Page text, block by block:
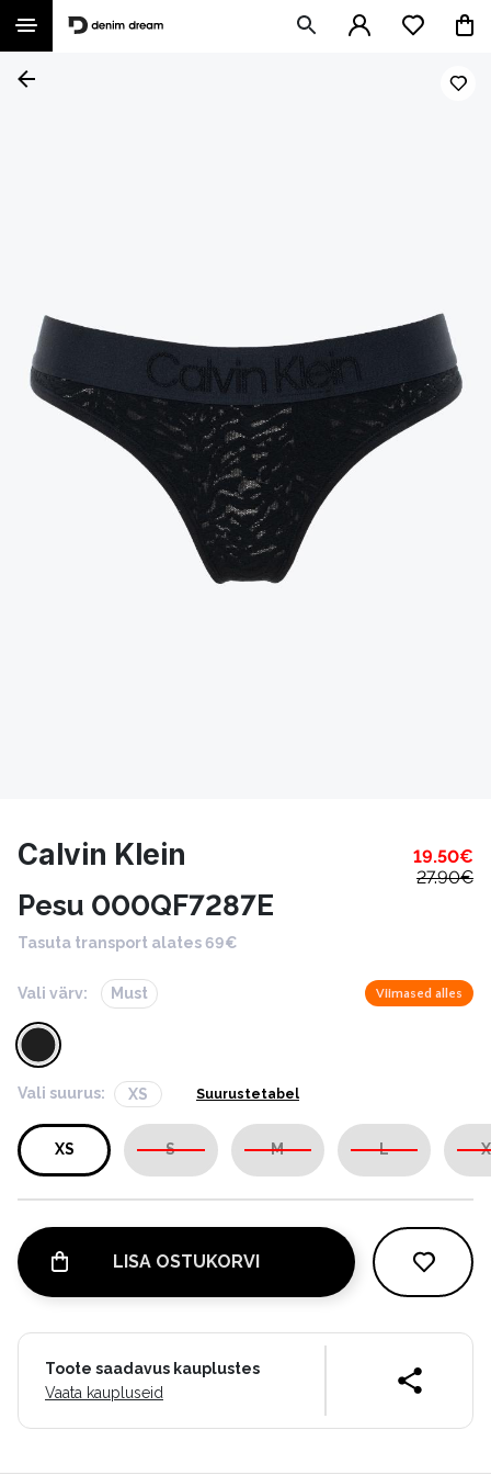
Calvin Klein 19.50€
27.90€
Pesu 000QF7287E
Tasuta transport alates 69€
Vali värv: Must Viimased alles
Vali suurus: XS Suurustetabel
XS S M L
LISA OSTUKORVI
Toote saadavus kauplustes
Vaata kaupluseid